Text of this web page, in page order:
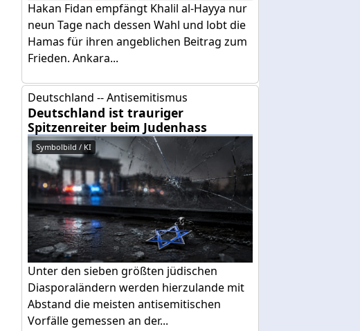
Hakan Fidan empfängt Khalil al-Hayya nur
neun Tage nach dessen Wahl und lobt die
Hamas für ihren angeblichen Beitrag zum
Frieden. Ankara...
Deutschland -- Antisemitismus
Deutschland ist trauriger
Spitzenreiter beim Judenhass
Symbolbild / KI
Unter den sieben größten jüdischen
Diasporaländern werden hierzulande mit
Abstand die meisten antisemitischen
Vorfälle gemessen an der...